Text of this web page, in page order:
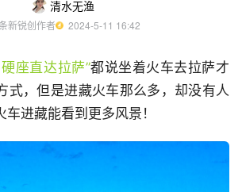
清水无渔
新锐创作者
  2024-5-11 16:42
座直达拉萨”都说坐着火车去拉萨才
式，但是进藏火车那么多，却没有人
进藏能看到更多风景！